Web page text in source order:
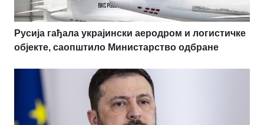
Русија гађала украјински аеродром и логистичке
објекте, саопштило Министарство одбране